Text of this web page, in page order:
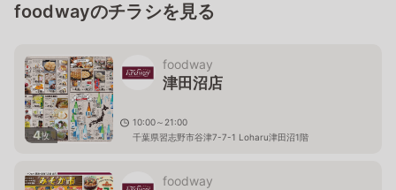
foodwayのチラシを見る
4枚
foodway
津田沼店
10:00～21:00
千葉県習志野市谷津7-7-1 Loharu津田沼1階
foodway